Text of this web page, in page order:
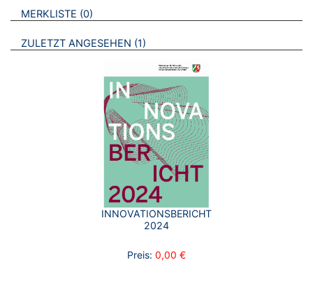
VERWEISE AUF VERMERKTE- ODER ZULETZT ANGESEHENE
MERKLISTE 0 BROSCHÜREN
ZULETZT ANGESEHEN 1 BROSCHÜREN
INNOVATIONSBERICHT
2024
Preis: 0,00 €